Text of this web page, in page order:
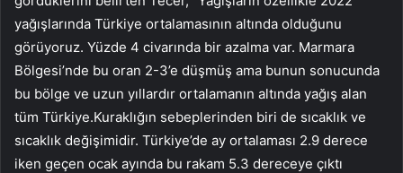
yağışlarında Türkiye ortalamasının altında olduğunu
görüyoruz. Yüzde 4 civarında bir azalma var. Marmara
Bölgesi’nde bu oran 2-3’e düşmüş ama bunun sonucunda
bu bölge ve uzun yıllardır ortalamanın altında yağış alan
tüm Türkiye.Kuraklığın sebeplerinden biri de sıcaklık ve
sıcaklık değişimidir. Türkiye’de ay ortalaması 2.9 derece
iken geçen ocak ayında bu rakam 5.3 dereceye çıktı